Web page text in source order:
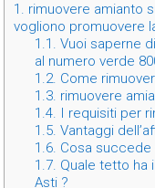
1. rimuovere amianto
vogliono promuovere
1.1. Vuoi saperne
al numero verde
1.2. Come
1.3. rimuovere
1.4. I requisiti per
1.5. Vantaggi
1.6. Cosa
1.7. Quale tetto ha
Asti ?